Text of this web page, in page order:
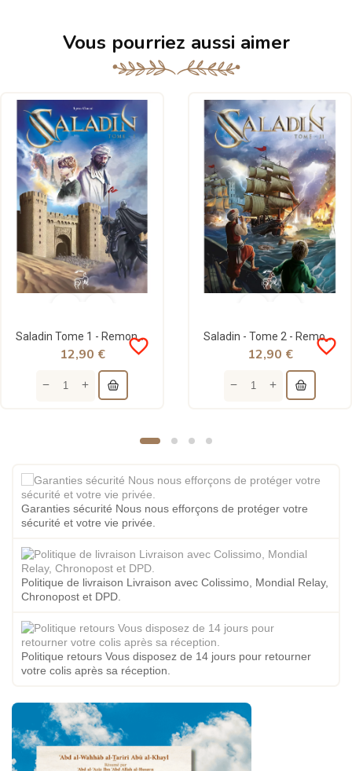
Vous pourriez aussi aimer
Saladin Tome 1 - Remonter le Temps, Rencontrer l'Histoire - Lyess Chacal - Oryms
favorite_border
12,90 €
Saladin - Tome 2 - Remonter le Temps, rencontrer l’Histoire - Lyess Chacal - Oryms
favorite_border
12,90 €
Garanties sécurité Nous nous efforçons de protéger votre
sécurité et votre vie privée.
Politique de livraison Livraison avec Colissimo, Mondial Relay,
Chronopost et DPD.
Politique retours Vous disposez de 14 jours pour retourner
votre colis après sa réception.